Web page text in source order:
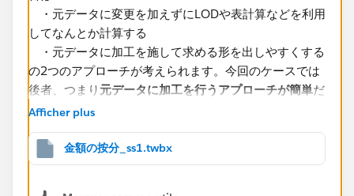
・元データに変更を加えずにLODや表計算などを利用
してなんとか計算する
・元データに加工を施して求める形を出しやすくする
の2つのアプローチが考えられます。今回のケースでは
後者、つまり 元データに加工を行うアプローチが簡単だ
と思います。
「よりよいデータの持ち方があれば、変更可能ですが、
入力者は営業なので、解釈が難しいものは避けたい」と
Afficher plus
金額の按分_ss1.twbx